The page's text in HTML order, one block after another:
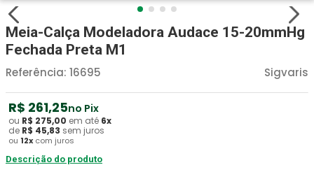
Meia-Calça Modeladora Audace 15-20mmHg
Fechada Preta M1
Sigvaris
Referência: 16695
R$ 261,25no Pix
ou R$ 275,00 em até 6x
de R$ 45,83 sem juros
ou 12x com juros
Descrição do produto
TERMOS MAIS BUSCADOS
1º Seringa Insulina
2 º Fralda Geriatrica
3 º Luva Latex
4º Littmann
5 º Absorvente Geriatrico
º Estetoscopio Littmann